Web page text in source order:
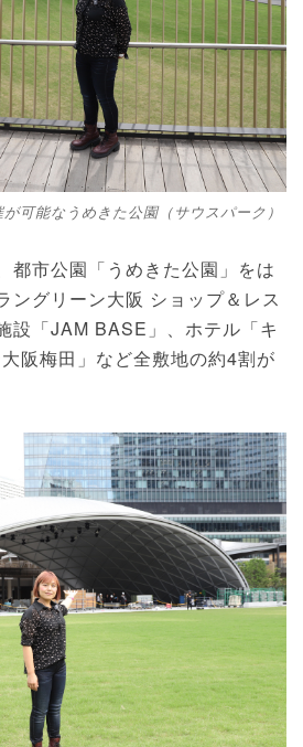
可能なうめきた公園（サウスパーク）
都市公園「うめきた公園」をは
ングリーン大阪 ショップ＆レス
設「JAM BASE」、ホテル「キ
阪梅田」など全敷地の約4割が